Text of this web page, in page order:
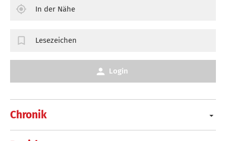
Chronik
In der Nähe
Lesezeichen
Login